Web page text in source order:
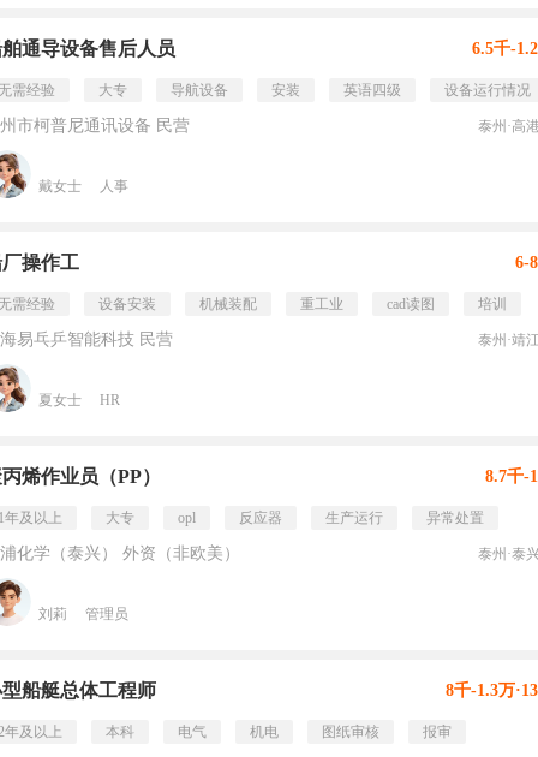
通导设备售后人员 6.5千-
需经验 大专 导航设备 安装 英语四级 设备运行情况
市柯普尼通讯设备 民营 泰州·高
戴女士 人事
操作工 6-
需经验 设备安装 机械装配 重工业 cad读图 培训
易乓乒智能科技 民营 泰州·靖
夏女士 HR
烯作业员（PP） 8.7千-
年及以上 大专 opl 反应器 生产运行 异常处置
化学（泰兴） 外资（非欧美） 泰州·泰
刘莉 管理员
船艇总体工程师 8千-1.3万
年及以上 本科 电气 机电 图纸审核 报审